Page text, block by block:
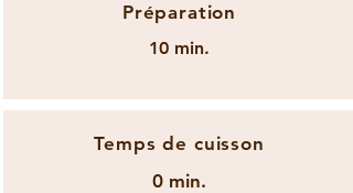
Préparation
10 min.
Temps de cuisson
0 min.